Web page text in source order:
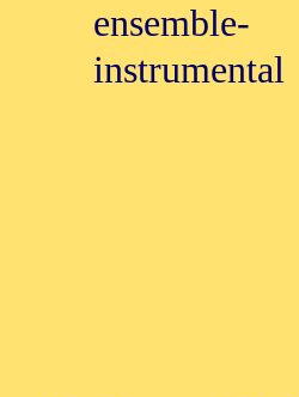
ensemble-
instrumental